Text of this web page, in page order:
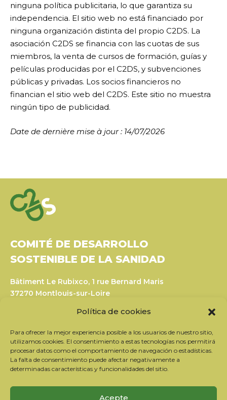
Política de cookies
Para ofrecer la mejor experiencia posible a los usuarios de nuestro sitio,
utilizamos cookies. El consentimiento a estas tecnologías nos permitirá
procesar datos como el comportamiento de navegación o estadísticas.
La falta de consentimiento puede afectar negativamente a
determinadas características y funcionalidades del sitio.
Acepte
ninguna política publicitaria, lo que garantiza su
independencia. El sitio web no está financiado por
ninguna organización distinta del propio C2DS. La
asociación C2DS se financia con las cuotas de sus
miembros, la venta de cursos de formación, guías y
películas producidas por el C2DS, y subvenciones
públicas y privadas. Los socios financieros no
financian el sitio web del C2DS. Este sitio no muestra
ningún tipo de publicidad.
Date de dernière mise à jour : 14/07/2026
COMITÉ DE DESARROLLO
SOSTENIBLE DE LA SANIDAD
Bâtiment Le Rubixco, 1 rue Bernard Maris
37270 Montlouis-sur-Loire
TwitterLinkedIn
Youtube
Suscríbase a nuestro boletín
Contactar con el equipo